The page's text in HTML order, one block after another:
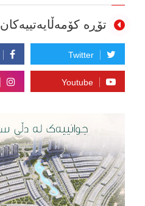
تۆڕە کۆمەڵایەتییەکان